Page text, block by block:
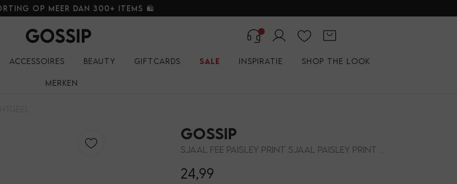
op meer dan 300+ items 🛍️
Accessoires Beauty Giftcards Sale Inspiratie Shop the look
Merken
Gossip
24,99